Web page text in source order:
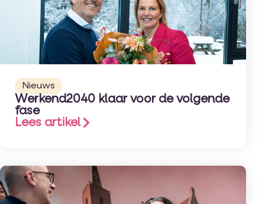
Nieuws
Werkend2040 klaar voor de volgende
fase
Lees artikel